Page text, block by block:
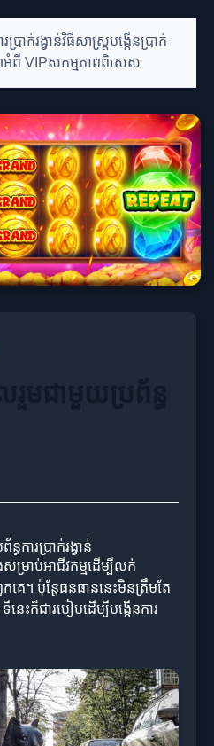
រប្រាក់រង្វាន់វិធីសាស្ត្របង្កើនប្រាក់
អំពី VIPសកម្មភាពពិសេស
ធការប្រាក់រង្វាន់
ងសម្រាប់អាជីវកម្មដើម្បីលក់
។ ប៉ុន្តែធនធាននេះមិនត្រឹមតែ
ទីនេះក៏ជារបៀបដើម្បីបង្កើនការ